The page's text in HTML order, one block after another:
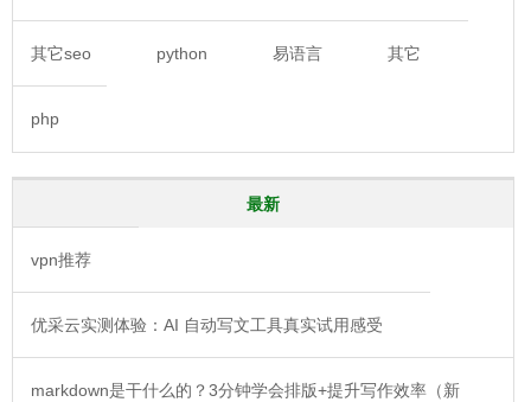
其它seo python 易语言 其它
php
最新
vpn推荐
优采云实测体验：AI 自动写文工具真实试用感受
markdown是干什么的？3分钟学会排版+提升写作效率（新